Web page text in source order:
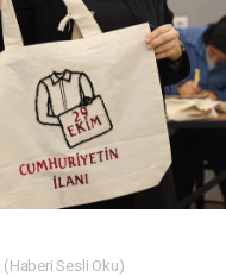
(Haberi Sesli Oku)